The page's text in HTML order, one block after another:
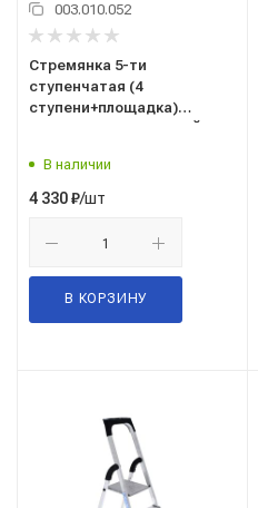
003.010.052
Стремянка 5-ти
ступенчатая (4
ступени+площадка)
51298946-2009
В наличии
4 330₽/шт
В КОРЗИНУ